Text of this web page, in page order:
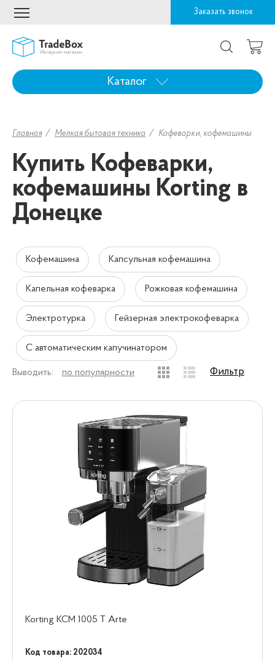
Заказать звонок
Каталог
Главная Мелкая бытовая техника Кофеварки, кофемашины
Купить Кофеварки,
кофемашины Korting в
Донецке
Кофемашина Капсульная кофемашина
Капельная кофеварка Рожковая кофемашина
Электротурка Гейзерная электрокофеварка
С автоматическим капучинатором
Выводить: по популярности Фильтр
Korting KCM 1005 T Arte
Код товара: 202034